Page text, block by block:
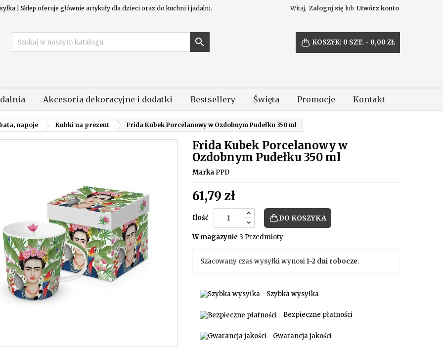
| Sklep oferuje głównie artykuły dla dzieci oraz do kuchni i jadalni. Witaj, Zaloguj się lub Utwórz konto
KOSZYK: 0 SZT. - 0,00 ZŁ

Akcesoria dekoracyjne i dodatki Bestsellery Święta Promocje Kontakt
napoje Kubki na prezent Frida Kubek Porcelanowy w Ozdobnym Pudełku 350 ml
Frida Kubek Porcelanowy w
Ozdobnym Pudełku 350 ml
Marka PPD
61,79 zł
Ilość DO KOSZYKA
W magazynie 3 Przedmioty
Szacowany czas wysyłki wynosi1-2 dni robocze.
Szybka wysyłka
Bezpieczne płatności
Gwarancja jakości